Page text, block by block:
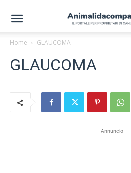
Home GLAUCOMA
GLAUCOMA
Annuncio